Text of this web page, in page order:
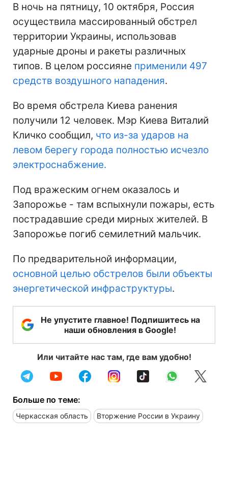
В ночь на пятницу, 10 октября, Россия
осуществила массированный обстрел
территории Украины, использовав
ударные дроны и ракеты различных
типов. В целом россияне применили 497
средств воздушного нападения.
Во время обстрела Киева ранения
получили 12 человек. Мэр Киева Виталий
Кличко сообщил, что из-за ударов на
левом берегу города полностью исчезло
электроснабжение.
Под вражеским огнем оказалось и
Запорожье - там вспыхнули пожары, есть
пострадавшие среди мирных жителей. В
Запорожье погиб семилетний мальчик.
По предварительной информации,
основной целью обстрелов были объекты
энергетической инфраструктуры.
Не упустите главное! Подпишитесь на
наши обновления в Google!
Или читайте нас там, где вам удобно!
Больше по теме:
Черкасская область Вторжение России в Украину